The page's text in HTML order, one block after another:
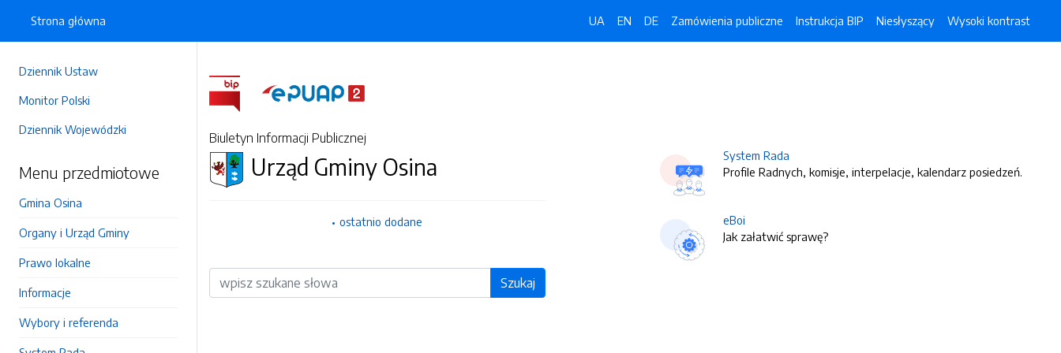
Dziennik Ustaw
Monitor Polski
Dziennik Wojewódzki
Menu przedmiotowe
Gmina Osina
Organy i Urząd Gminy
Prawo lokalne
Informacje
Wybory i referenda
Strona główna UA EN DE Zamówienia publiczne Instrukcja BIP Niesłyszący Wysoki kontrast
Biuletyn Informacji Publicznej
Urząd Gminy Osina
ostatnio dodane
Wyszukiwarka Szukaj
System Rada
Profile Radnych, komisje, interpelacje, kalendarz posiedzeń.
eBoi
Jak załatwić sprawę?